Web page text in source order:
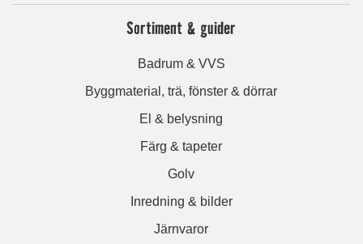
Sortiment & guider
Badrum & VVS
Byggmaterial, trä, fönster & dörrar
El & belysning
Färg & tapeter
Golv
Inredning & bilder
Järnvaror